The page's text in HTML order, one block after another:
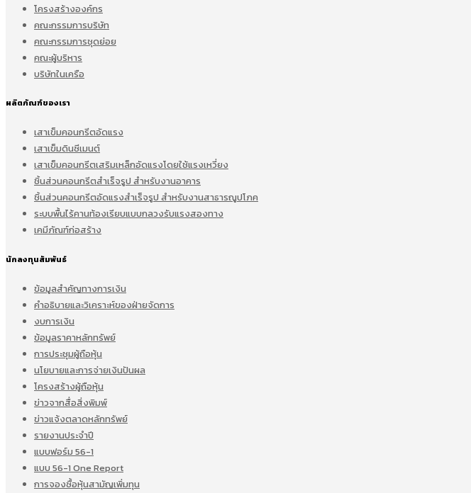
โครงสร้างองค์กร
คณะกรรมการบริษัท
คณะกรรมการชุดย่อย
คณะผู้บริหาร
บริษัทในเครือ
ผลิตภัณฑ์ของเรา
เสาเข็มคอนกรีตอัดแรง
เสาเข็มดินซีเมนต์
เสาเข็มคอนกรีตเสริมเหล็กอัดแรงโดยใช้แรงเหวี่ยง
ชิ้นส่วนคอนกรีตสำเร็จรูป สำหรับงานอาคาร
ชิ้นส่วนคอนกรีตอัดแรงสำเร็จรูป สำหรับงานสาธารณูปโภค
ระบบพื้นไร้คานท้องเรียบแบบกลวงรับแรงสองทาง
เคมีภัณฑ์ก่อสร้าง
นักลงทุนสัมพันธ์
ข้อมูลสำคัญทางการเงิน
คำอธิบายและวิเคราะห์ของฝ่ายจัดการ
งบการเงิน
ข้อมูลราคาหลักทรัพย์
การประชุมผู้ถือหุ้น
นโยบายและการจ่ายเงินปันผล
โครงสร้างผู้ถือหุ้น
ข่าวจากสื่อสิ่งพิมพ์
ข่าวแจ้งตลาดหลักทรัพย์
รายงานประจำปี
แบบฟอร์ม 56-1
แบบ 56-1 One Report
การจองซื้อหุ้นสามัญเพิ่มทุน